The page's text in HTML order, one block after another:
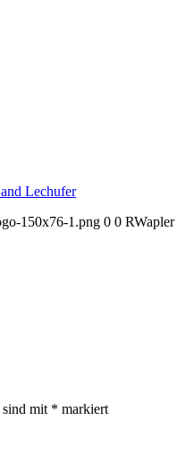
150x76-1.png 0 0 RWapler
mit * markiert